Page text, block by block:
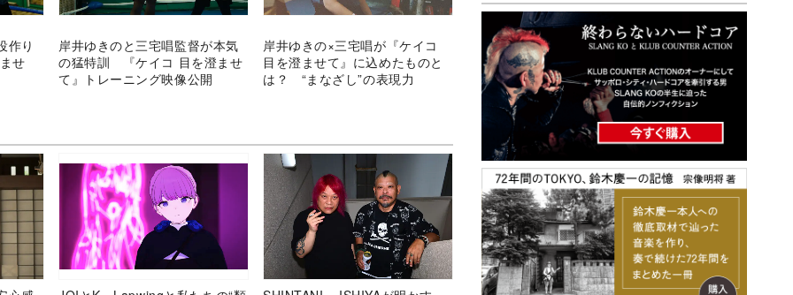
作り
せ
岸井ゆきのと三宅唱監督が本気
の猛特訓 『ケイコ 目を澄ませ
て』トレーニング映像公開
岸井ゆきの×三宅唱が『ケイコ
目を澄ませて』に込めたものと
は？ “まなざし”の表現力